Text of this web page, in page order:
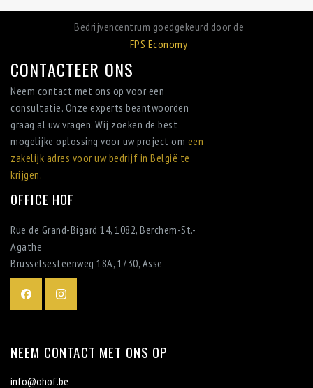
info@ohof.be
NEEM CONTACT MET ONS OP
Rue de Grand-Bigard 14, 1082, Berchem-St.-
Agathe
Brusselsesteenweg 18A, 1730, Аssе
OFFICE HOF
Neem contact met ons op voor een
consultatie. Onze experts beantwoorden
graag al uw vragen. Wij zoeken de best
mogelijke oplossing voor uw project om een
zakelijk adres voor uw bedrijf in België te
krijgen.
CONTACTEER ONS
FPS Economy
Bedrijvencentrum goedgekeurd door de